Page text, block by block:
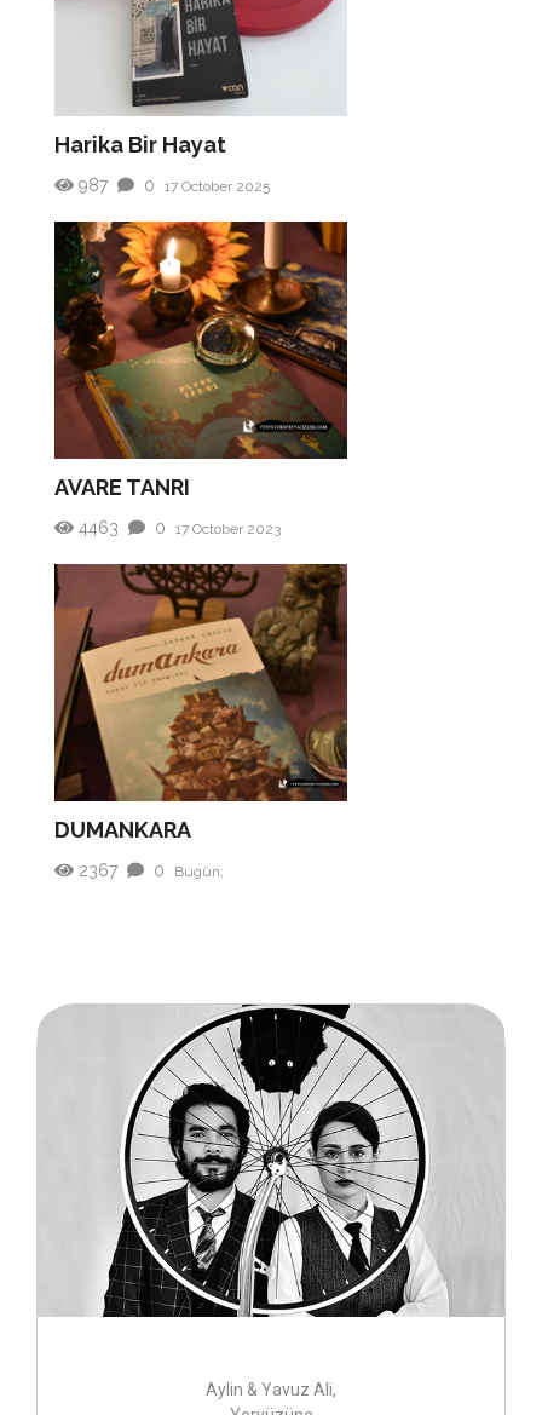
Harika Bir Hayat
987 0 17 October 2025
AVARE TANRI
4463 0 17 October 2023
DUMANKARA
2367 0 Bugün;
Aylin & Yavuz Ali,